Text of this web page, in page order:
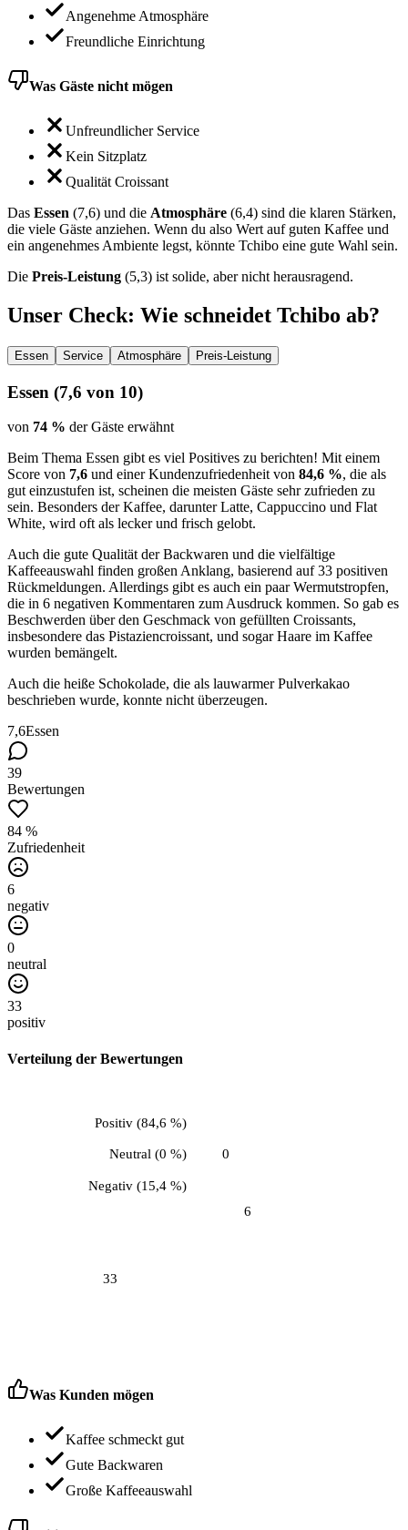
Angenehme Atmosphäre
Freundliche Einrichtung
Was Gäste nicht mögen
Unfreundlicher Service
Kein Sitzplatz
Qualität Croissant
Das Essen (7,6) und die Atmosphäre (6,4) sind die klaren Stärken,
die viele Gäste anziehen. Wenn du also Wert auf guten Kaffee und
ein angenehmes Ambiente legst, könnte Tchibo eine gute Wahl sein.
Die Preis-Leistung (5,3) ist solide, aber nicht herausragend.
Unser Check: Wie schneidet Tchibo ab?
Essen Service Atmosphäre Preis-Leistung
Essen (7,6 von 10)
von 74 % der Gäste erwähnt
Beim Thema Essen gibt es viel Positives zu berichten! Mit einem
Score von 7,6 und einer Kundenzufriedenheit von 84,6 %, die als
gut einzustufen ist, scheinen die meisten Gäste sehr zufrieden zu
sein. Besonders der Kaffee, darunter Latte, Cappuccino und Flat
White, wird oft als lecker und frisch gelobt.
Auch die gute Qualität der Backwaren und die vielfältige
Kaffeeauswahl finden großen Anklang, basierend auf 33 positiven
Rückmeldungen. Allerdings gibt es auch ein paar Wermutstropfen,
die in 6 negativen Kommentaren zum Ausdruck kommen. So gab es
Beschwerden über den Geschmack von gefüllten Croissants,
insbesondere das Pistaziencroissant, und sogar Haare im Kaffee
wurden bemängelt.
Auch die heiße Schokolade, die als lauwarmer Pulverkakao
beschrieben wurde, konnte nicht überzeugen.
7,6Essen
39
Bewertungen
84 %
Zufriedenheit
6
negativ
0
neutral
33
positiv
Verteilung der Bewertungen
6
Negativ(15,4 %)
0
Neutral(0 %)
33
Positiv(84,6 %)
Was Kunden mögen
Kaffee schmeckt gut
Gute Backwaren
Große Kaffeeauswahl